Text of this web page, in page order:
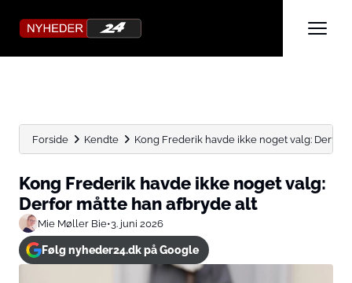
Forside Kendte Kong Frederik havde ikke noget valg: Derfor
Kong Frederik havde ikke noget valg:
Derfor måtte han afbryde alt
Mie Møller Bie•3. juni 2026
Følg nyheder24.dk på Google